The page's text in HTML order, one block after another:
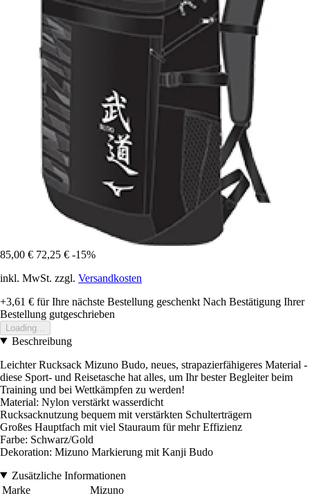
85,00 € 72,25 € -15%
inkl. MwSt. zzgl. Versandkosten
+3,61 € für Ihre nächste Bestellung geschenkt Nach Bestätigung Ihrer
Bestellung gutgeschrieben
Loading...
Beschreibung
Leichter Rucksack Mizuno Budo, neues, strapazierfähigeres Material -
diese Sport- und Reisetasche hat alles, um Ihr bester Begleiter beim
Training und bei Wettkämpfen zu werden!
Material: Nylon verstärkt wasserdicht
Rucksacknutzung bequem mit verstärkten Schulterträgern
Großes Hauptfach mit viel Stauraum für mehr Effizienz
Farbe: Schwarz/Gold
Dekoration: Mizuno Markierung mit Kanji Budo
Zusätzliche Informationen
Marke
Mizuno